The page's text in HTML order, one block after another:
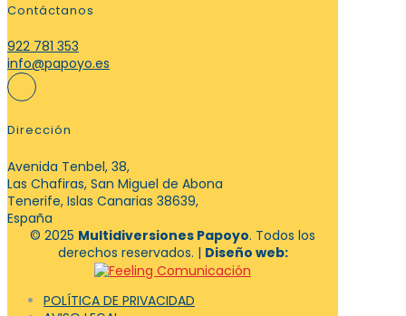
Contáctanos
922 781 353
info@papoyo.es
Dirección
Avenida Tenbel, 38,
Las Chafiras, San Miguel de Abona
Tenerife, Islas Canarias 38639,
España
© 2025 Multidiversiones Papoyo. Todos los
derechos reservados. | Diseño web:
POLÍTICA DE PRIVACIDAD